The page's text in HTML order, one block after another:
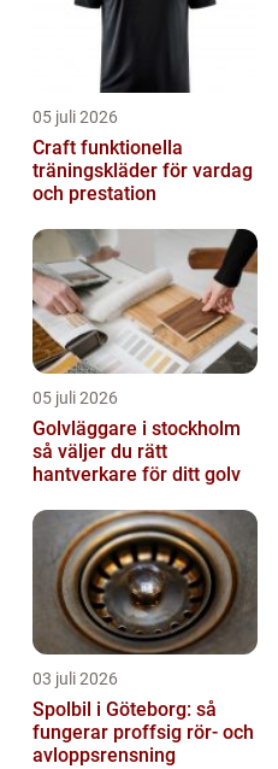
05 juli 2026
Craft funktionella
träningskläder för vardag
och prestation
05 juli 2026
Golvläggare i stockholm
så väljer du rätt
hantverkare för ditt golv
03 juli 2026
Spolbil i Göteborg: så
fungerar proffsig rör- och
avloppsrensning